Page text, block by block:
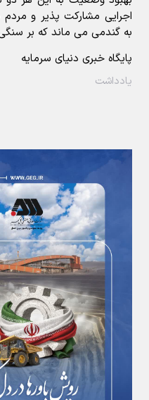
اجرایی مشارکت پذیر و
به گندمی می ماند که بر
پایگاه خبری دنیای سرمایه
یادداشت